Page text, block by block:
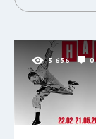
3 656 0